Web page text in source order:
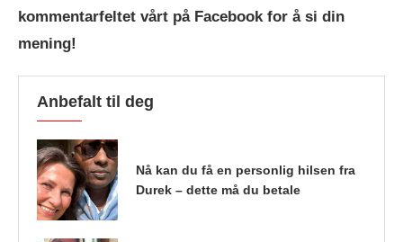
kommentarfeltet vårt på Facebook for å si din
mening!
Anbefalt til deg
Nå kan du få en personlig hilsen fra
Durek – dette må du betale